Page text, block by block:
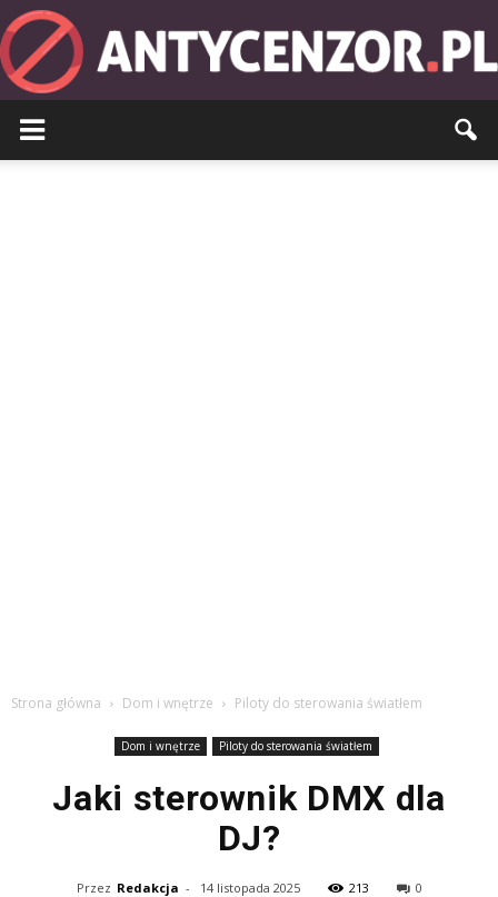
Strona główna Dom i wnętrze Piloty do sterowania światłem
Dom i wnętrze Piloty do sterowania światłem
Jaki sterownik DMX dla
DJ?
Przez Redakcja - 14 listopada 2025 213 0